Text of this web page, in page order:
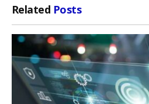
Related Posts